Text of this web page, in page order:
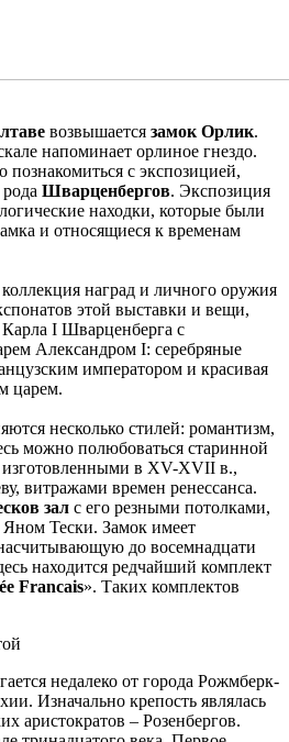
возвышается замок Орлик.
напоминает орлиное гнездо.
с экспозицией,
Шварценбергов. Экспозиция
находки, которые были
и относящиеся к временам
наград и личного оружия
этой выставки и вещи,
I Шварценберга с
Александром I: серебряные
императором и красивая
царем.
несколько стилей: романтизм,
можно полюбоваться старинной
в XV-XVII в.,
витражами времен ренессанса.
зал с его резными потолками,
Тески. Замок имеет
до восемнадцати
находится редчайший комплект
Francais». Таких комплектов
недалеко от города Рожмберк-
Изначально крепость являлась
аристократов – Розенбергов.